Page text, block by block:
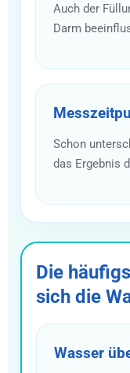
Auch der
Darm
Schon
das Ergebnis
Die
sich die
Wasser